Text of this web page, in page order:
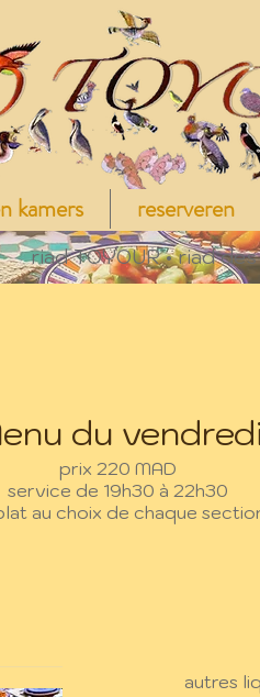
kamers reserveren
du vendredi
prix 220 MAD
service de 19h30 à 22h30
au choix de chaque
autres
riad TOYOUR • riad